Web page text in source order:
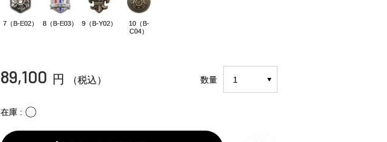
7（B-E02） 8（B-E03） 9（B-Y02）
10（B-
C04）
89,100 円 （税込） 数量
在庫 〇